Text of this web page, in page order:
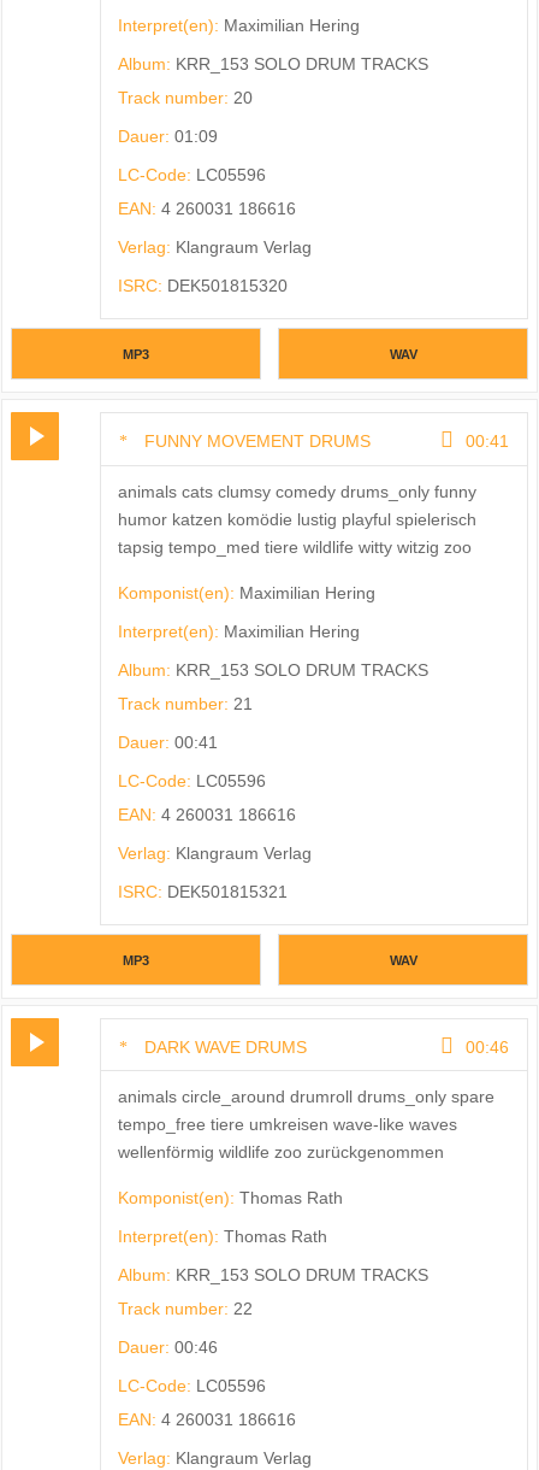
Interpret(en): Maximilian Hering
Album: KRR_153 SOLO DRUM TRACKS
Track number: 20
Dauer: 01:09
LC-Code: LC05596
EAN: 4 260031 186616
Verlag: Klangraum Verlag
ISRC: DEK501815320
MP3 WAV
FUNNY MOVEMENT DRUMS 00:41
animals cats clumsy comedy drums_only funny
humor katzen komödie lustig playful spielerisch
tapsig tempo_med tiere wildlife witty witzig zoo
Komponist(en): Maximilian Hering
Interpret(en): Maximilian Hering
Album: KRR_153 SOLO DRUM TRACKS
Track number: 21
Dauer: 00:41
LC-Code: LC05596
EAN: 4 260031 186616
Verlag: Klangraum Verlag
ISRC: DEK501815321
MP3 WAV
DARK WAVE DRUMS 00:46
animals circle_around drumroll drums_only spare
tempo_free tiere umkreisen wave-like waves
wellenförmig wildlife zoo zurückgenommen
Komponist(en): Thomas Rath
Interpret(en): Thomas Rath
Album: KRR_153 SOLO DRUM TRACKS
Track number: 22
Dauer: 00:46
LC-Code: LC05596
EAN: 4 260031 186616
Verlag: Klangraum Verlag